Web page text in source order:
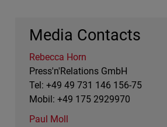
Media Contacts
Rebecca Horn
Press'n'Relations GmbH
Tel: +49 49 731 146 156-75
Mobil: +49 175 2929970
Paul Moll